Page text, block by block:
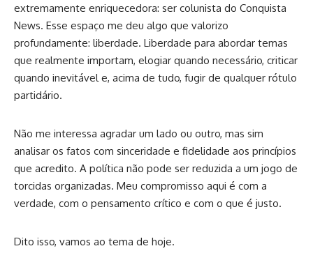
extremamente enriquecedora: ser colunista do Conquista
News. Esse espaço me deu algo que valorizo
profundamente: liberdade. Liberdade para abordar temas
que realmente importam, elogiar quando necessário, criticar
quando inevitável e, acima de tudo, fugir de qualquer rótulo
partidário.
Não me interessa agradar um lado ou outro, mas sim
analisar os fatos com sinceridade e fidelidade aos princípios
que acredito. A política não pode ser reduzida a um jogo de
torcidas organizadas. Meu compromisso aqui é com a
verdade, com o pensamento crítico e com o que é justo.
Dito isso, vamos ao tema de hoje.